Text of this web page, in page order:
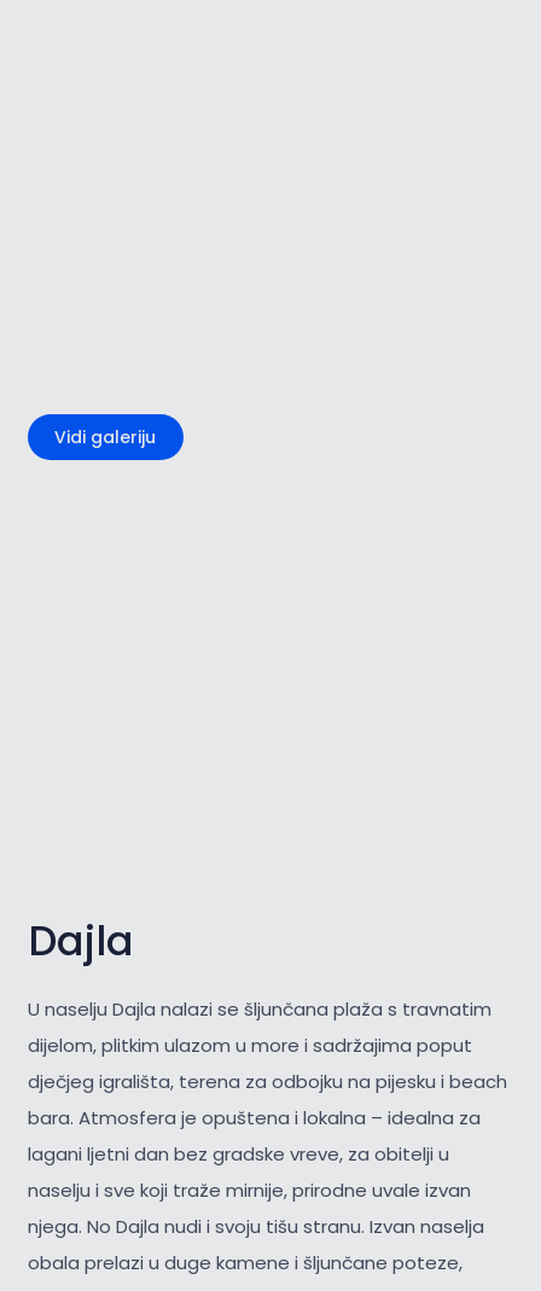
Vidi galeriju
Dajla
U naselju Dajla nalazi se šljunčana plaža s travnatim
dijelom, plitkim ulazom u more i sadržajima poput
dječjeg igrališta, terena za odbojku na pijesku i beach
bara. Atmosfera je opuštena i lokalna – idealna za
lagani ljetni dan bez gradske vreve, za obitelji u
naselju i sve koji traže mirnije, prirodne uvale izvan
njega. No Dajla nudi i svoju tišu stranu. Izvan naselja
obala prelazi u duge kamene i šljunčane poteze,